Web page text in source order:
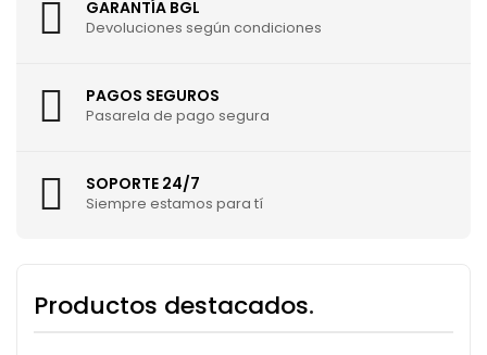
GARANTÍA BGL
Devoluciones según condiciones
PAGOS SEGUROS
Pasarela de pago segura
SOPORTE 24/7
Siempre estamos para tí
Productos destacados